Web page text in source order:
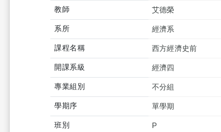
教師 艾德榮
系所 經濟系
課程名稱 西方經濟史前
開課系級 經濟四
專業組別 不分組
學期序 單學期
班別 P